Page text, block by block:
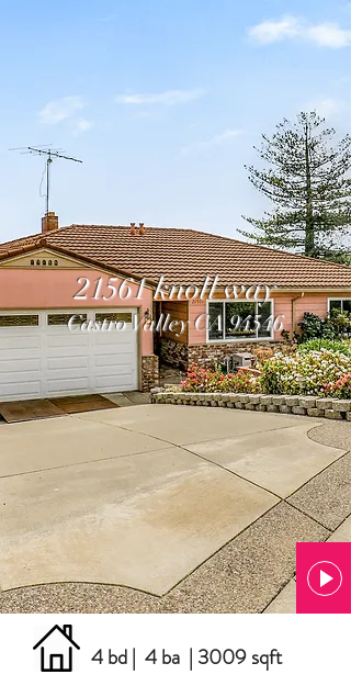
21561 knoll way
Castro Valley CA 94546
4 bd | 4 ba | 3009 sqft